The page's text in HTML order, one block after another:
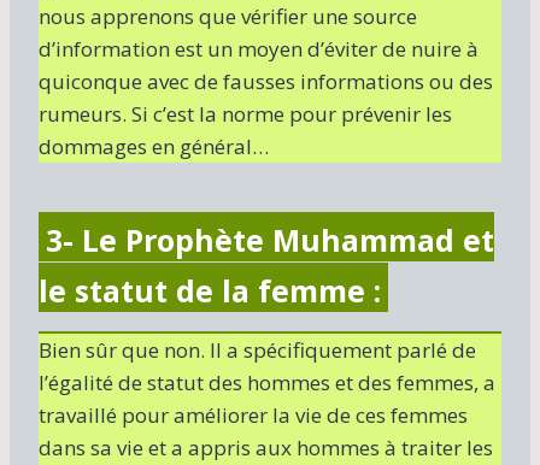
nous apprenons que vérifier une source
d’information est un moyen d’éviter de nuire à
quiconque avec de fausses informations ou des
rumeurs. Si c’est la norme pour prévenir les
dommages en général…
3- Le Prophète Muhammad et
le statut de la femme :
Bien sûr que non. Il a spécifiquement parlé de
l’égalité de statut des hommes et des femmes, a
travaillé pour améliorer la vie de ces femmes
dans sa vie et a appris aux hommes à traiter les